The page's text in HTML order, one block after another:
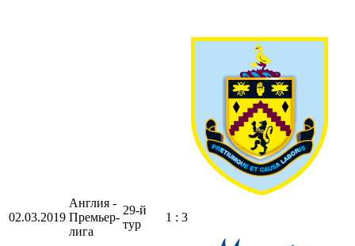
02.03.2019
Англия -
Премьер-
лига
29-й
тур
1 : 3